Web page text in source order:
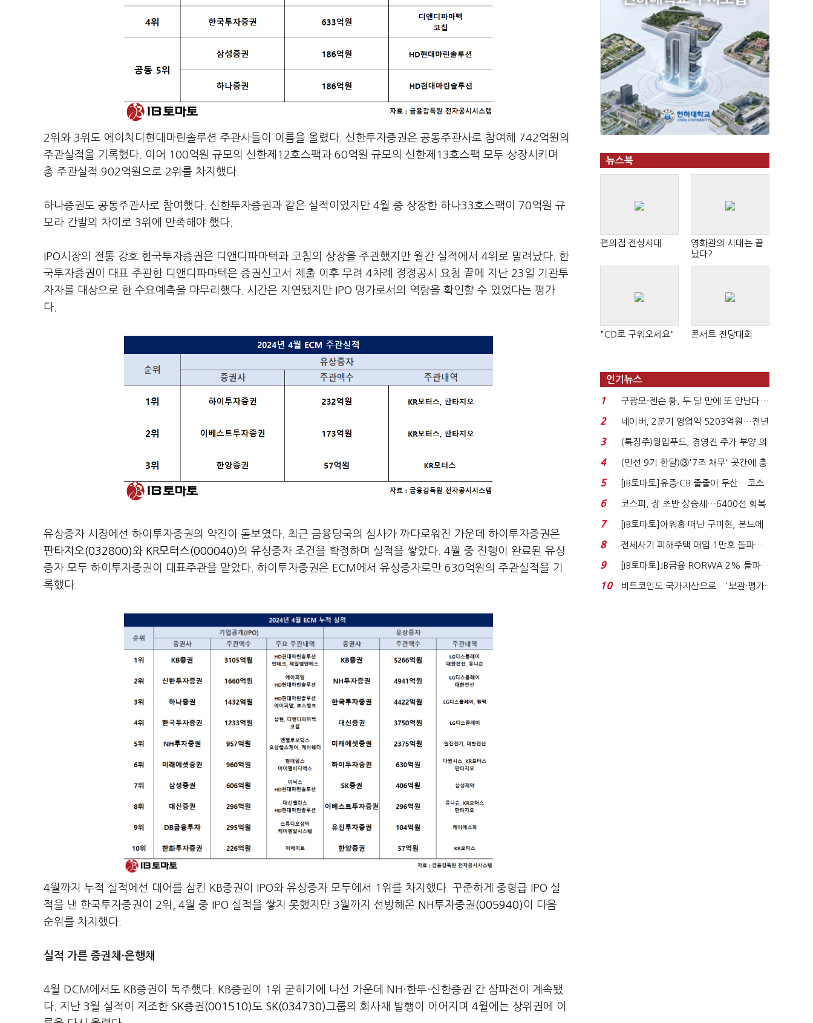
2위와 3위도 에이치디현대마린솔루션 주관사들이 이름을 올렸다. 신한투자증권은 공동주관사로 참여해 742억원의
주관실적을 기록했다. 이어 100억원 규모의 신한제12호스팩과 60억원 규모의 신한제13호스팩 모두 상장시키며
총 주관실적 902억원으로 2위를 차지했다.
하나증권도 공동주관사로 참여했다. 신한투자증권과 같은 실적이었지만 4월 중 상장한 하나33호스팩이 70억원 규
모라 간발의 차이로 3위에 만족해야 했다.
IPO시장의 전통 강호 한국투자증권은 디앤디파마텍과 코칩의 상장을 주관했지만 월간 실적에서 4위로 밀려났다. 한
국투자증권이 대표 주관한 디앤디파마텍은 증권신고서 제출 이후 무려 4차례 정정공시 요청 끝에 지난 23일 기관투
자자를 대상으로 한 수요예측을 마무리했다. 시간은 지연됐지만 IPO 명가로서의 역량을 확인할 수 있었다는 평가
다.
유상증자 시장에선 하이투자증권의 약진이 돋보였다. 최근 금융당국의 심사가 까다로워진 가운데 하이투자증권은
판타지오(032800)와 KR모터스(000040)의 유상증자 조건을 확정하며 실적을 쌓았다. 4월 중 진행이 완료된 유상
증자 모두 하이투자증권이 대표주관을 맡았다. 하이투자증권은 ECM에서 유상증자로만 630억원의 주관실적을 기
록했다.
4월까지 누적 실적에선 대어를 삼킨 KB증권이 IPO와 유상증자 모두에서 1위를 차지했다. 꾸준하게 중형급 IPO 실
적을 낸 한국투자증권이 2위, 4월 중 IPO 실적을 쌓지 못했지만 3월까지 선방해온 NH투자증권(005940)이 다음
순위를 차지했다.
실적 가른 증권채·은행채
4월 DCM에서도 KB증권이 독주했다. KB증권이 1위 굳히기에 나선 가운데 NH·한투·신한증권 간 삼파전이 계속됐
다. 지난 3월 실적이 저조한 SK증권(001510)도 SK(034730)그룹의 회사채 발행이 이어지며 4월에는 상위권에 이
뉴스북
편의점 전성시대
영화관의 시대는 끝
났다?
"CD로 구워오세요" 콘서트 전당대회
인기뉴스
1
구광모-젠슨 황, 두 달 만에 또 만난다…
로봇·AI 등 논...
2
네이버, 2분기 영업익 5203억원…전년
비 0.2% 감소...
3
(특징주)윙입푸드, 경영진 주가 부양 의
지에 상한가...
4
(민선 9기 한달)③'7조 채무' 곳간에 충
격…추미애, 20년...
5
[IB토마토]유증·CB 줄줄이 무산…코스
닥 벌점 급증에 ...
6
코스피, 장 초반 상승세…6400선 회복
시도
7
[IB토마토]아워홈 떠난 구미현, 본느에
340억 베팅…가...
8
전세사기 피해주택 매입 1만호 돌파…
누적 피해자 4만2...
9
[IB토마토]JB금융 RORWA 2% 돌파…
실적 견인은 은행 ...
10
비트코인도 국가자산으로…'보관·평가·